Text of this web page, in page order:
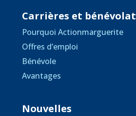
Carrières et bénévolat
Pourquoi Actionmarguerite
Offres d’emploi
Bénévole
Avantages
Nouvelles